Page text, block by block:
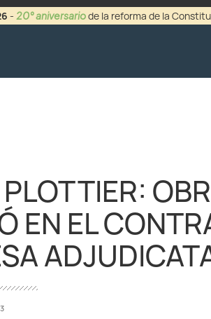
- 20° aniversariode la reforma de la
EN EL